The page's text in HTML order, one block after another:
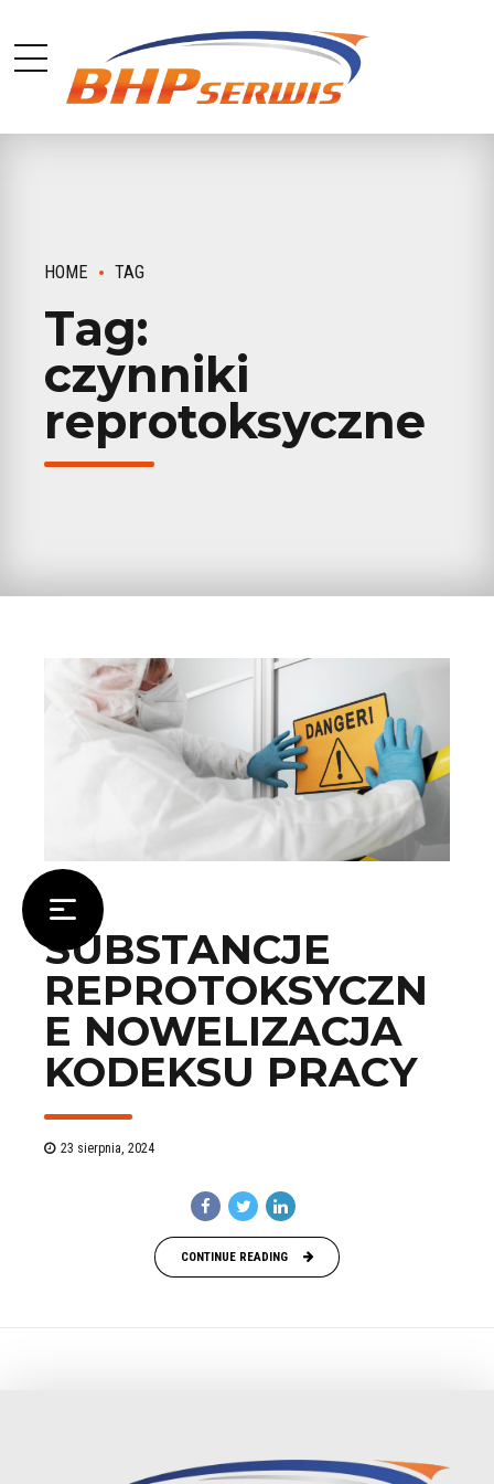
HOME TAG
Tag:
czynniki
reprotoksyczne
BLOG BHP
SUBSTANCJE
REPROTOKSYCZN
E NOWELIZACJA
KODEKSU PRACY
23 sierpnia, 2024
CONTINUE READING